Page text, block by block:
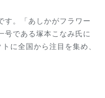
す。「あしかがフラワー
号である塚本こなみ氏に
に全国から注目を集め、